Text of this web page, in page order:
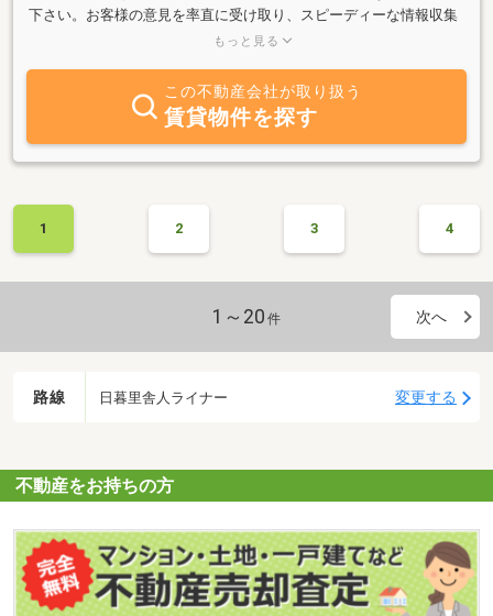
下さい。お客様の意見を率直に受け取り、スピーディーな情報収集
と変化し続けるお客様のニーズに応えられるよう、ひとつでも多く
どうぞお気軽にお立ち寄り下さい。スタッフ一同、ご来店を心より
お待ちしております。
もっと見る
この不動産会社が取り扱う
賃貸物件を探す
1 2 3 4
1～20 件 次へ
路線 日暮里舎人ライナー 変更する
不動産をお持ちの方